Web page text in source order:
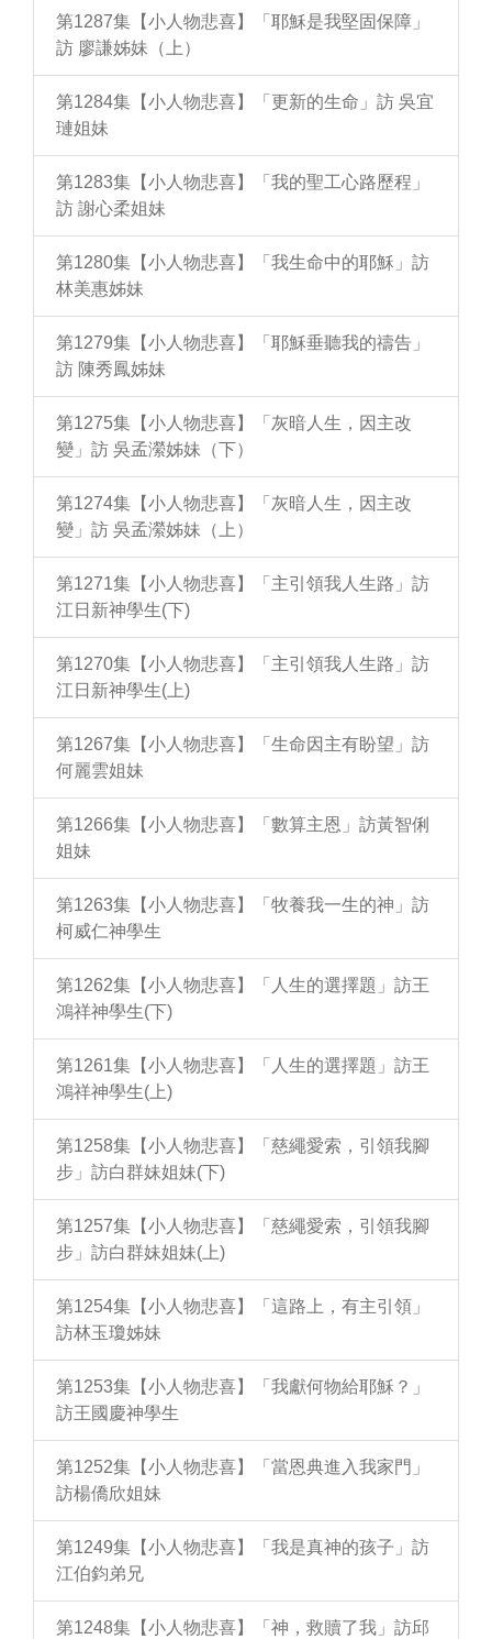
第1287集【小人物悲喜】「耶穌是我堅固保障」
訪 廖謙姊妹（上）
第1284集【小人物悲喜】「更新的生命」訪 吳宜
璉姐妹
第1283集【小人物悲喜】「我的聖工心路歷程」
訪 謝心柔姐妹
第1280集【小人物悲喜】「我生命中的耶穌」訪
林美惠姊妹
第1279集【小人物悲喜】「耶穌垂聽我的禱告」
訪 陳秀鳳姊妹
第1275集【小人物悲喜】「灰暗人生，因主改
變」訪 吳孟瀠姊妹（下）
第1274集【小人物悲喜】「灰暗人生，因主改
變」訪 吳孟瀠姊妹（上）
第1271集【小人物悲喜】「主引領我人生路」訪
江日新神學生(下)
第1270集【小人物悲喜】「主引領我人生路」訪
江日新神學生(上)
第1267集【小人物悲喜】「生命因主有盼望」訪
何麗雲姐妹
第1266集【小人物悲喜】「數算主恩」訪黃智俐
姐妹
第1263集【小人物悲喜】「牧養我一生的神」訪
柯威仁神學生
第1262集【小人物悲喜】「人生的選擇題」訪王
鴻祥神學生(下)
第1261集【小人物悲喜】「人生的選擇題」訪王
鴻祥神學生(上)
第1258集【小人物悲喜】「慈繩愛索，引領我腳
步」訪白群妹姐妹(下)
第1257集【小人物悲喜】「慈繩愛索，引領我腳
步」訪白群妹姐妹(上)
第1254集【小人物悲喜】「這路上，有主引領」
訪林玉瓊姊妹
第1253集【小人物悲喜】「我獻何物給耶穌？」
訪王國慶神學生
第1252集【小人物悲喜】「當恩典進入我家門」
訪楊僑欣姐妹
第1249集【小人物悲喜】「我是真神的孩子」訪
江伯鈞弟兄
第1248集【小人物悲喜】「神，救贖了我」訪邱